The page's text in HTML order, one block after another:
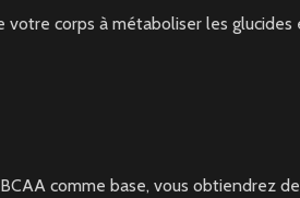
corps à métaboliser les glucides
comme base, vous obtiendrez